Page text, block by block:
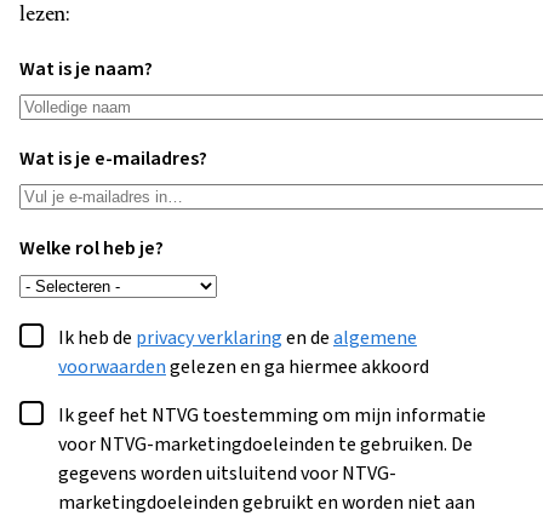
lezen:
Wat is je naam?
Wat is je e-mailadres?
Welke rol heb je?
Ik heb de privacy verklaringen dealgemene
voorwaardengelezen en ga hiermee akkoord
Ik geef het NTVG toestemming om mijn informatie
voor NTVG-marketingdoeleinden te gebruiken. De
gegevens worden uitsluitend voor NTVG-
marketingdoeleinden gebruikt en worden niet aan